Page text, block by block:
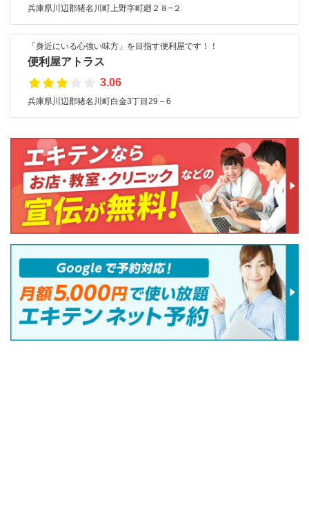
兵庫県川辺郡猪名川町上野字町廻２８−２
「身近にいる心強い味方」を目指す便利屋です！！
便利屋アトラス
3.06
兵庫県川辺郡猪名川町白金3丁目29－6